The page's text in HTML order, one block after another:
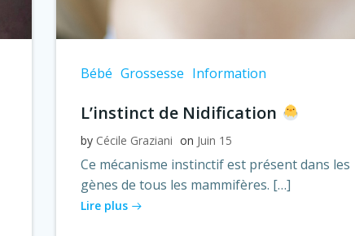
Bébé Grossesse Information
L’instinct de Nidification
by Cécile Graziani on Juin 15
Ce mécanisme instinctif est présent dans les
gènes de tous les mammifères. […]
Lire plus